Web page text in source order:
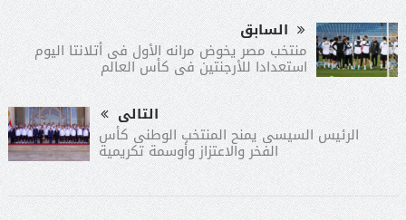
السابق
منتخب مصر يخوض مرانه الأول فى أتلانتا اليوم
استعدادا للأرجنتين فى كأس العالم
التالى
الرئيس السيسى يمنح المنتخب الوطنى كأس
الفخر والاعتزاز وأوسمة تكريمية